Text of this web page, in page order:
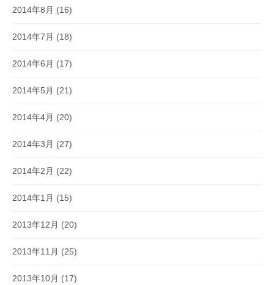
2014年8月 (16)
2014年7月 (18)
2014年6月 (17)
2014年5月 (21)
2014年4月 (20)
2014年3月 (27)
2014年2月 (22)
2014年1月 (15)
2013年12月 (20)
2013年11月 (25)
2013年10月 (17)